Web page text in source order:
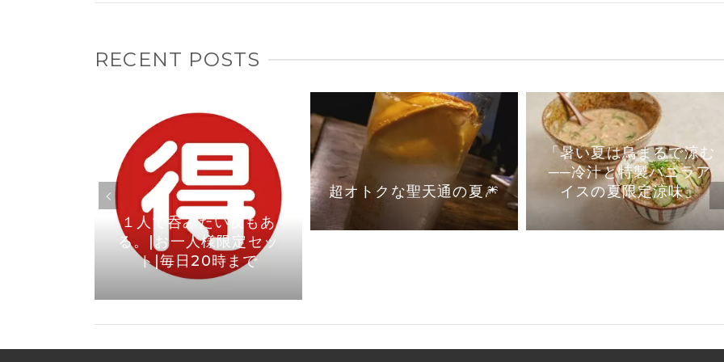
RECENT POSTS
１人で呑みたい夜もあ
る。|お一人様限定セッ
ト|毎日20時まで
超オトクな聖天通の夏🎆
「暑い夏は鳥まるで涼む
──冷汁と特製バニラア
イスの夏限定涼味」